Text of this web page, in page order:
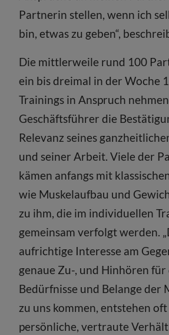
Partnerin stellen, wenn ich
bin, etwas zu geben“,
Die mittlerweile rund 100
ein bis dreimal in der Woche
Trainings in Anspruch
Geschäftsführer die
Relevanz seines
und seiner Arbeit. Viele der
kämen anfangs mit
wie Muskelaufbau und
zu ihm, die im individuellen
gemeinsam verfolgt werden.
aufrichtige Interesse am
genaue Zu-, und Hinhören für
Bedürfnisse und Belange der
zu uns kommen, entstehen
persönliche, vertraute